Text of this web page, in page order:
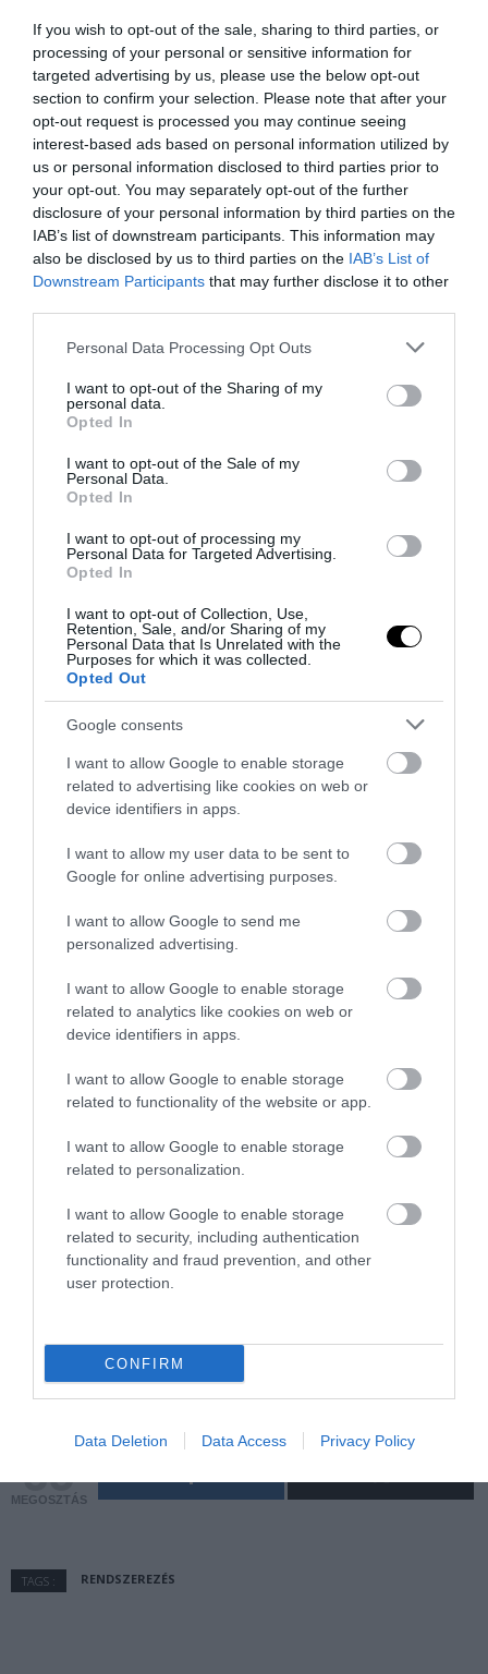
If you wish to opt-out of the sale, sharing to third parties, or
processing of your personal or sensitive information for
targeted advertising by us, please use the below opt-out
section to confirm your selection. Please note that after your
opt-out request is processed you may continue seeing
interest-based ads based on personal information utilized by
us or personal information disclosed to third parties prior to
your opt-out. You may separately opt-out of the further
disclosure of your personal information by third parties on the
IAB’s list of downstream participants. This information may
also be disclosed by us to third parties on the IAB’s List of
Downstream Participants that may further disclose it to other
Please note that this website/app uses one or more Google
not limited to your visit or usage behaviour. You may click to
grant or deny consent to Google and its third-party tags to
use your data for below specified purposes in below Google
consent section.
Personal Data Processing Opt Outs
I want to opt-out of the Sharing of my
personal data.
Opted In
I want to opt-out of the Sale of my
Personal Data.
Opted In
I want to opt-out of processing my
Personal Data for Targeted Advertising.
Opted In
I want to opt-out of Collection, Use,
Retention, Sale, and/or Sharing of my
Personal Data that Is Unrelated with the
Purposes for which it was collected.
Opted Out
Google consents
I want to allow Google to enable storage
related to advertising like cookies on web or
device identifiers in apps.
I want to allow my user data to be sent to
Google for online advertising purposes.
I want to allow Google to send me
personalized advertising.
I want to allow Google to enable storage
related to analytics like cookies on web or
device identifiers in apps.
I want to allow Google to enable storage
related to functionality of the website or app.
I want to allow Google to enable storage
related to personalization.
I want to allow Google to enable storage
related to security, including authentication
functionality and fraud prevention, and other
user protection.
CONFIRM
Data Deletion Data Access Privacy Policy
35
MEGOSZTÁS
TAGS : RENDSZEREZÉS